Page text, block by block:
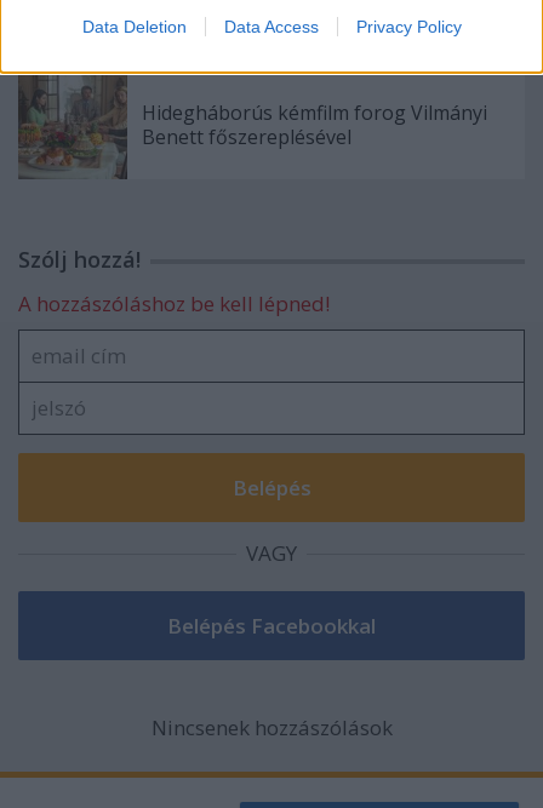
Data Deletion Data Access Privacy Policy
Hidegháborús kémfilm forog Vilmányi
Benett főszereplésével
Szólj hozzá!
A hozzászóláshoz be kell lépned!
VAGY
Nincsenek hozzászólások